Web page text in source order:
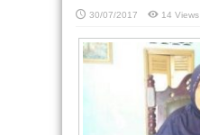
30/07/2017 14 Views